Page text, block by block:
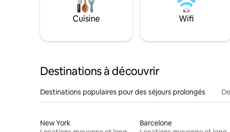
Cuisine Wifi
Destinations à découvrir
Destinations populaires pour des séjours prolongés
New York
Barcelone